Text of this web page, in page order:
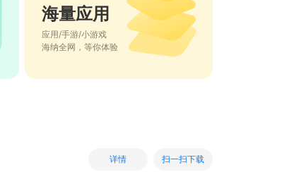
海量应用
应用/手游/小游戏
海纳全网，等你体验
详情 扫一扫下载